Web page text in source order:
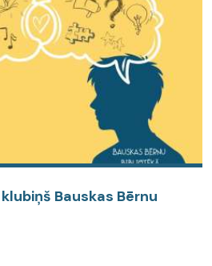
Bauskas Bērnu